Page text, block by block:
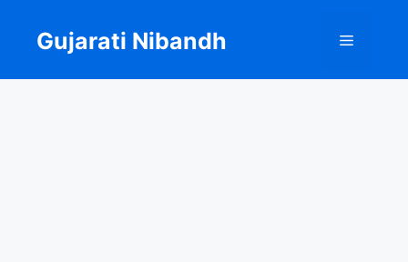
content
Gujarati Nibandh Menu